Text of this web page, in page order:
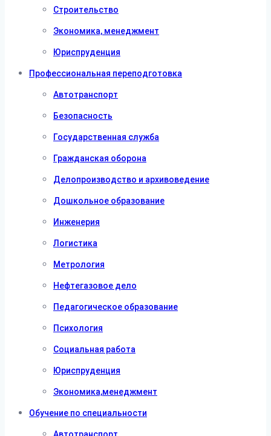
Строительство
Экономика, менеджмент
Юриспруденция
Профессиональная переподготовка
Автотранспорт
Безопасность
Государственная служба
Гражданская оборона
Делопроизводство и архивоведение
Дошкольное образование
Инженерия
Логистика
Метрология
Нефтегазовое дело
Педагогическое образование
Психология
Социальная работа
Юриспруденция
Экономика,менеджмент
Обучение по специальности